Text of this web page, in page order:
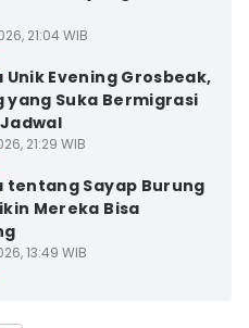
21:04 WIB
Unik Evening Grosbeak,
yang Suka Bermigrasi
21:29 WIB
tentang Sayap Burung
Mereka Bisa
13:49 WIB